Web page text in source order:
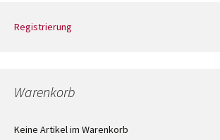
Registrierung
Warenkorb
Keine Artikel im Warenkorb